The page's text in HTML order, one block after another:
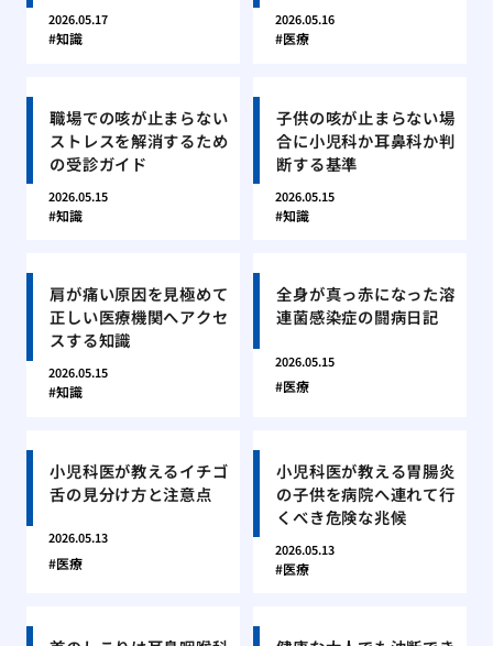
2026.05.17
知識
2026.05.16
医療
職場での咳が止まらない
ストレスを解消するため
の受診ガイド
2026.05.15
知識
子供の咳が止まらない場
合に小児科か耳鼻科か判
断する基準
2026.05.15
知識
肩が痛い原因を見極めて
正しい医療機関へアクセ
スする知識
2026.05.15
知識
全身が真っ赤になった溶
連菌感染症の闘病日記
2026.05.15
医療
小児科医が教えるイチゴ
舌の見分け方と注意点
2026.05.13
医療
小児科医が教える胃腸炎
の子供を病院へ連れて行
くべき危険な兆候
2026.05.13
医療